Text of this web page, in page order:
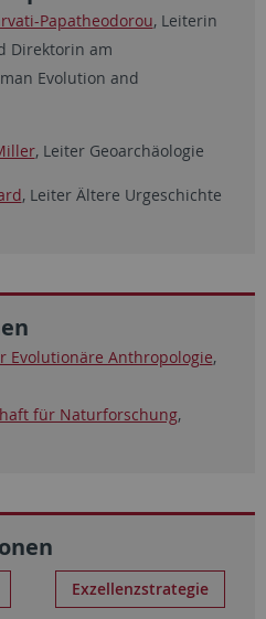
Papatheodorou, Leiterin
Direktorin am
Evolution and
, Leiter Geoarchäologie
, Leiter Ältere Urgeschichte
Evolutionäre Anthropologie,
für Naturforschung,
Exzellenzstrategie